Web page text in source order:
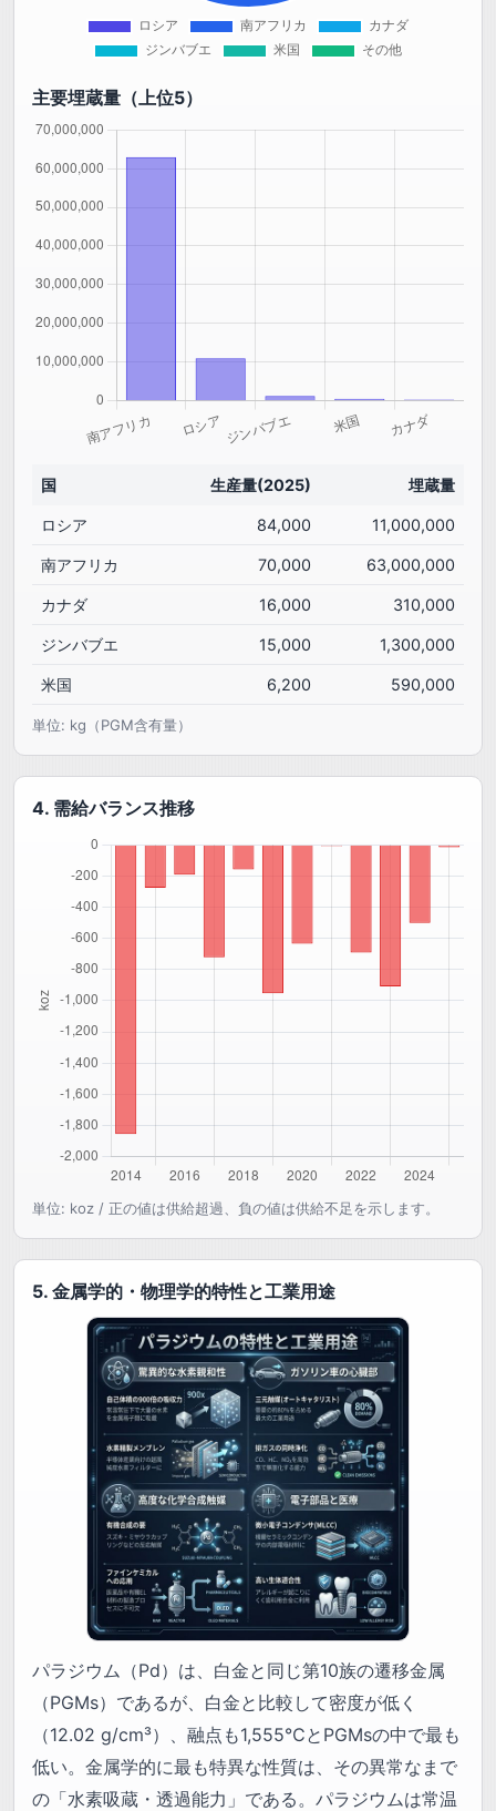
主要埋蔵量（上位5）
国 生産量(2025) 埋蔵量
ロシア 84,000 11,000,000
南アフリカ 70,000 63,000,000
カナダ 16,000 310,000
ジンバブエ 15,000 1,300,000
米国 6,200 590,000
単位: kg（PGM含有量）
4. 需給バランス推移
単位: koz / 正の値は供給超過、負の値は供給不足を示します。
5. 金属学的・物理学的特性と工業用途
パラジウム（Pd）は、白金と同じ第10族の遷移金属
（PGMs）であるが、白金と比較して密度が低く
（12.02 g/cm³）、融点も1,555℃とPGMsの中で最も
低い。金属学的に最も特異な性質は、その異常なまで
の「水素吸蔵・透過能力」である。パラジウムは常温